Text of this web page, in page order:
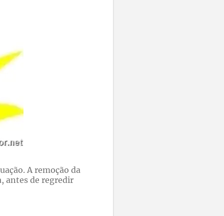
A remoção da
antes de regredir